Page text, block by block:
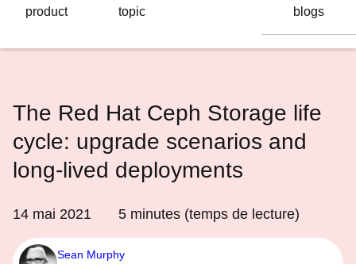
product
topic
blogs
The Red Hat Ceph Storage life
cycle: upgrade scenarios and
long-lived deployments
14 mai 2021 5 minutes (temps de lecture)
Sean Murphy